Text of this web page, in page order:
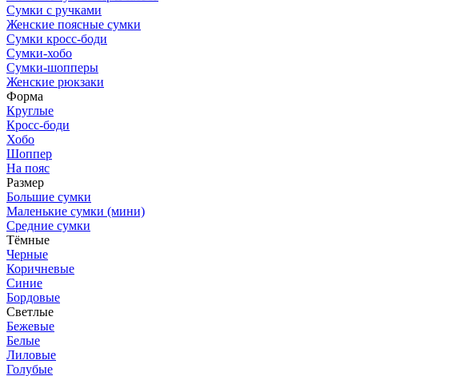
Сумки с ручками
Женские поясные сумки
Сумки кросс-боди
Сумки-хобо
Сумки-шопперы
Женские рюкзаки
Форма
Круглые
Кросс-боди
Хобо
Шоппер
На пояс
Размер
Большие сумки
Маленькие сумки (мини)
Средние сумки
Тёмные
Черные
Коричневые
Синие
Бордовые
Светлые
Бежевые
Белые
Лиловые
Голубые